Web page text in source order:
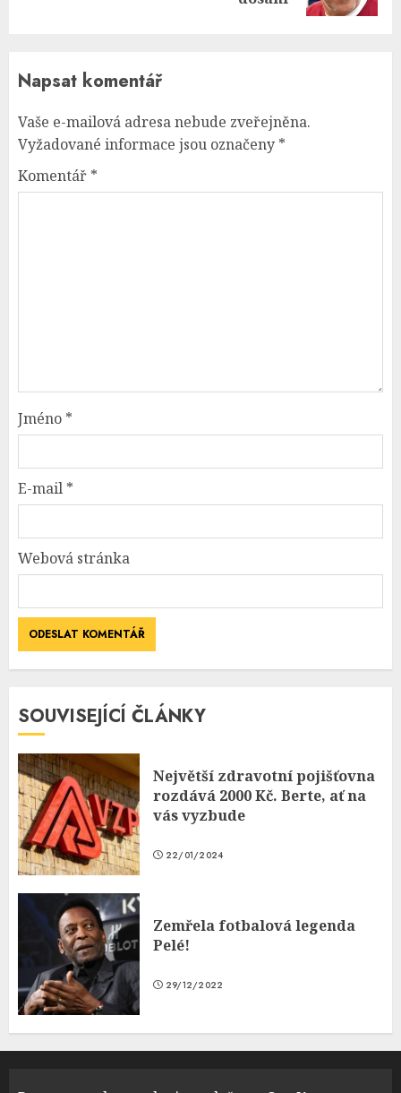
Napsat komentář
Vaše e-mailová adresa nebude zveřejněna.
Vyžadované informace jsou označeny *
Komentář *
Jméno *
E-mail *
Webová stránka
SOUVISEJÍCÍ ČLÁNKY
Největší zdravotní pojišťovna
rozdává 2000 Kč. Berte, ať na
vás vyzbude
22/01/2024
Zemřela fotbalová legenda
Pelé!
29/12/2022